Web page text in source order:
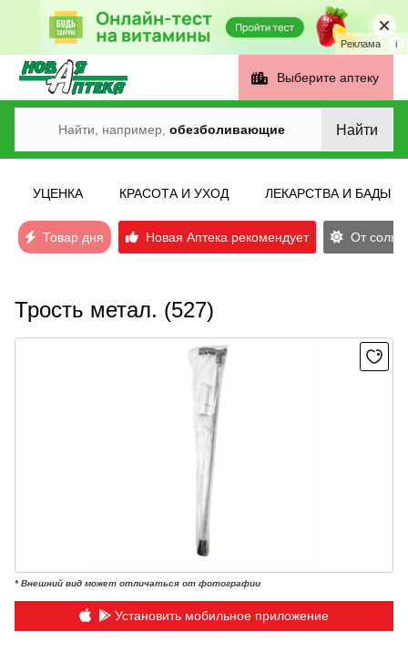
Реклама i
Выберите аптеку
Найти, например, обезболивающие Найти
УЦЕНКА КРАСОТА И УХОД ЛЕКАРСТВА И БАДЫ
Товар дня Новая Аптека рекомендует От
Трость метал. (527)
* Внешний вид может отличаться от фотографии
Установить мобильное приложение